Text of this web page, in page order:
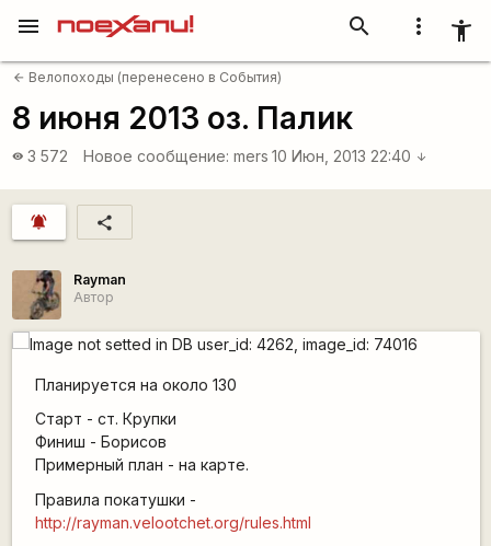
more_vert accessibility_new
search
menu
arrow_back Велопоходы (перенесено в События)
8 июня 2013 оз. Палик
visibility 3 572 Новое сообщение: mers 10 Июн, 2013 22:40 arrow_downward
notifications_active share
Rаyman
Автор
Планируется на около 130
Старт - ст. Крупки
Финиш - Борисов
Примерный план - на карте.
Правила покатушки -
http://rayman.velootchet.org/rules.html